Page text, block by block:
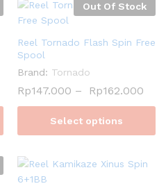
Out Of Stock
Reel Tornado Flash Spin Free
Spool
Brand: Tornado
Rp147.000 – Rp162.000
Select options